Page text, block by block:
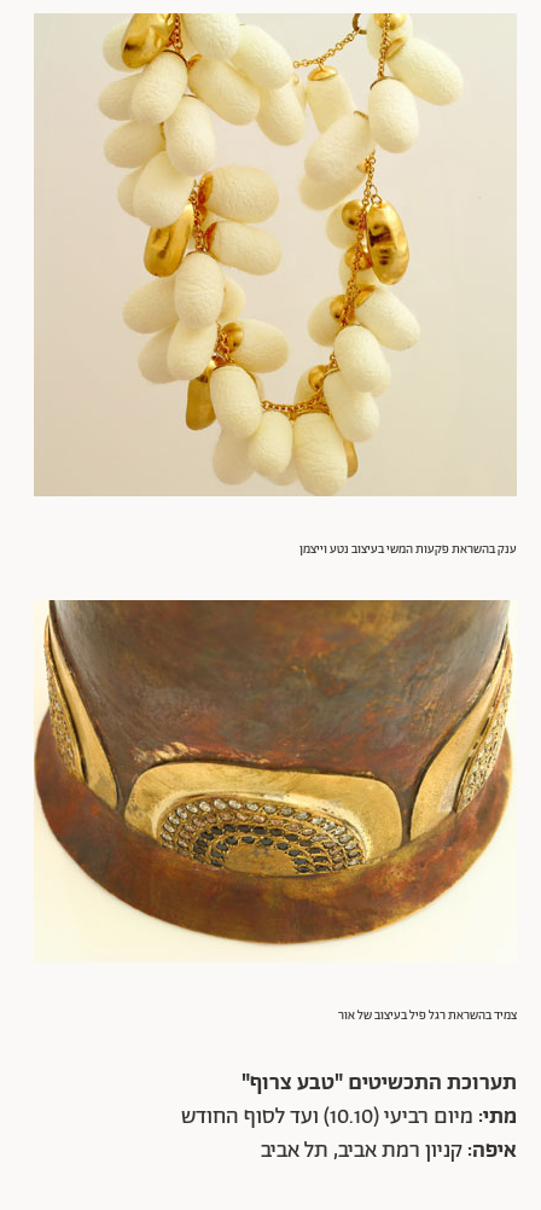
ענק בהשראת פקעות המשי בעיצוב נטע וייצמן
צמיד בהשראת רגל פיל בעיצוב של אור
תערוכת התכשיטים "טבע צרוף"
מתי: מיום רביעי (10.10) ועד לסוף החודש
איפה:קניון רמת אביב, תל אביב